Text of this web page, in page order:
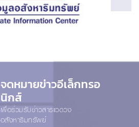
จดหมายข่าวอีเล็กทรอ
นิกส์
เพื่อร่วมรับข่าวสารแวดวง
อสังหาริมทรัพย์